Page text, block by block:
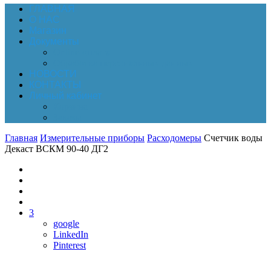
ГЛАВНАЯ
О НАС
Магазин
Документы
НОВОСТИ
КОНТАКТЫ
Личный кабинет
Главная Измерительные приборы Расходомеры Счетчик воды
Декаст ВСКМ 90-40 ДГ2
3
google
LinkedIn
Pinterest